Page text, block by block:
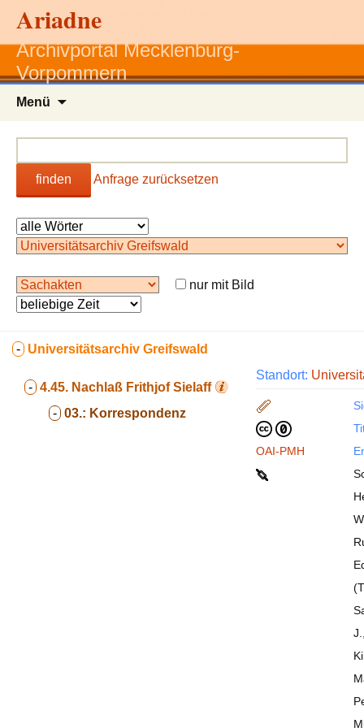
Ariadne
Archivportal Mecklenburg-
Vorpommern
Menü
finden Anfrage zurücksetzen
nur mit Bild
- Universitätsarchiv Greifswald
- 4.45. Nachlaß Frithjof Sielaff
- 03.: Korrespondenz
Standort:
OAI-PMH